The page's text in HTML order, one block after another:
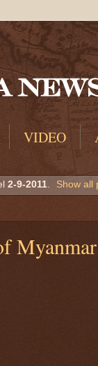
VIDEO
2-9-2011. Show all